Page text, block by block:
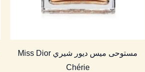
مستوحى ميس ديور شيري Miss Dior
Chérie
يمكن
الخيارات
على